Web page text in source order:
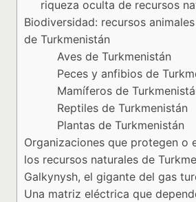
riqueza oculta de recursos
Biodiversidad: recursos
de Turkmenistán
Aves de Turkmenistán
Peces y anfibios de
Mamíferos de
Reptiles de Turkmenistán
Plantas de Turkmenistán
Organizaciones que protegen o
los recursos naturales de
Galkynysh, el gigante del gas
Una matriz eléctrica que